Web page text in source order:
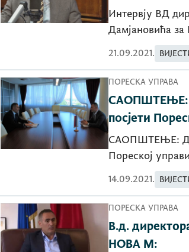
Интервју ВД
Дамјановића за
21.09.2021.
ПОРЕСКА УПРАВА
САОПШТЕЊЕ:
посјети
САОПШТЕЊЕ:
14.09.2021.
ПОРЕСКА УПРАВА
В.д.
НОВА М: